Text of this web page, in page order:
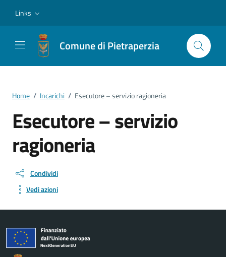
Links
Comune di Pietraperzia
Home / Incarichi / Esecutore – servizio ragioneria
Esecutore – servizio
ragioneria
Condividi
Vedi azioni